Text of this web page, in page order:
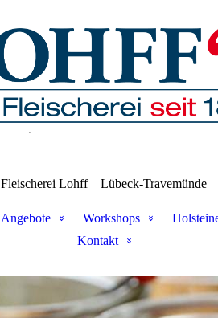
Fleischerei Lohff Lübeck-Travemünde
Angebote Workshops
Kontakt